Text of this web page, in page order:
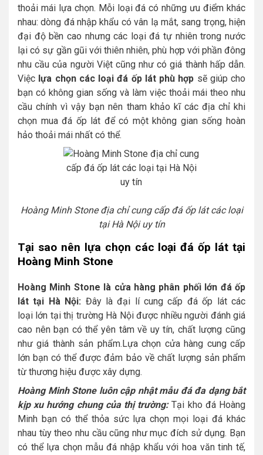
thoải mái lựa chọn. Mỗi loại đá có những ưu điểm khác
nhau: dòng đá nhập khẩu có vân lạ mắt, sang trọng, hiện
đại độ bền cao nhưng các loại đá tự nhiên trong nước
lại có sự gần gũi với thiên nhiên, phù hợp với phần đông
nhu cầu của người Việt cũng như có giá thành hấp dẫn.
Việc lựa chọn các loại đá ốp lát phù hợp sẽ giúp cho
bạn có không gian sống và làm việc thoải mái theo nhu
cầu chính vì vậy bạn nên tham khảo kĩ các địa chỉ khi
chọn mua đá ốp lát để có một không gian sống hoàn
hảo thoải mái nhất có thể.
Hoàng Minh Stone địa chỉ cung cấp đá ốp lát các loại
tại Hà Nội uy tín
Tại sao nên lựa chọn các loại đá ốp lát tại
Hoàng Minh Stone
Hoàng Minh Stone là cửa hàng phân phối lớn đá ốp
lát tại Hà Nội: Đây là đại lí cung cấp đá ốp lát các
loại lớn tại thị trường Hà Nội được nhiều người đánh giá
cao nên bạn có thể yên tâm về uy tín, chất lượng cũng
như giá thành sản phẩm.Lựa chọn cửa hàng cung cấp
lớn bạn có thể được đảm bảo về chất lượng sản phẩm
từ thương hiệu được xây dựng.
Hoàng Minh Stone luôn cập nhật mẫu đá đa dạng bắt
kịp xu hướng chung của thị trường:Tại kho đá Hoàng
Minh bạn có thể thỏa sức lựa chọn mọi loại đá khác
nhau tùy theo nhu cầu cũng như mục đích sử dụng. Bạn
có thể lựa chọn mẫu đá nhập khẩu với hoa văn tinh tế,